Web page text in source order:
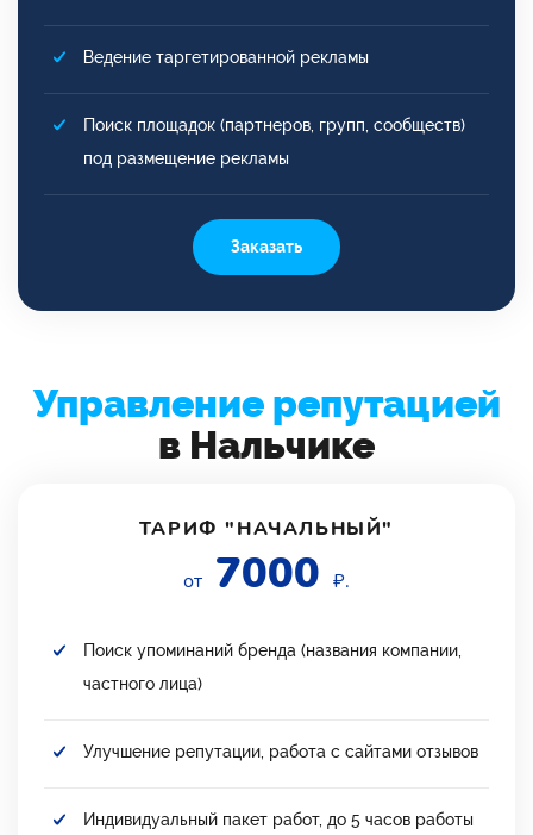
Ведение таргетированной рекламы
Поиск площадок (партнеров, групп, сообществ)
под размещение рекламы
Заказать
Управление репутацией
в Нальчике
ТАРИФ "НАЧАЛЬНЫЙ"
от 7000 ₽.
Поиск упоминаний бренда (названия компании,
частного лица)
Улучшение репутации, работа с сайтами отзывов
Индивидуальный пакет работ, до 5 часов работы